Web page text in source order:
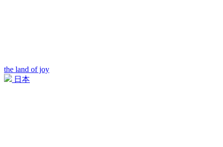
the land of joy
日本